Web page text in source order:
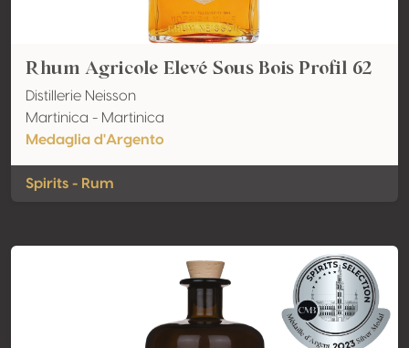
Rhum Agricole Elevé Sous Bois Profil 62
Distillerie Neisson
Martinica - Martinica
Medaglia d'Argento
Spirits - Rum